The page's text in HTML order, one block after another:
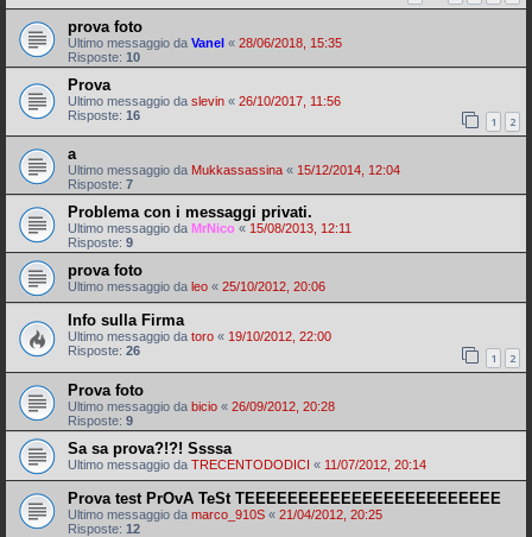
prova foto
Ultimo messaggio da Vanel « 28/06/2018, 15:35
Risposte: 10
Prova
Ultimo messaggio da slevin « 26/10/2017, 11:56
Risposte: 16 1 2
a
Ultimo messaggio da Mukkassassina « 15/12/2014, 12:04
Risposte: 7
Problema con i messaggi privati.
Ultimo messaggio da MrNico « 15/08/2013, 12:11
Risposte: 9
prova foto
Ultimo messaggio da leo « 25/10/2012, 20:06
Info sulla Firma
Ultimo messaggio da toro « 19/10/2012, 22:00
Risposte: 26 1 2
Prova foto
Ultimo messaggio da bicio « 26/09/2012, 20:28
Risposte: 9
Sa sa prova?!?! Ssssa
Ultimo messaggio da TRECENTODODICI « 11/07/2012, 20:14
Prova test PrOvA TeSt TEEEEEEEEEEEEEEEEEEEEEEEE
Ultimo messaggio da marco_910S « 21/04/2012, 20:25
Risposte: 12